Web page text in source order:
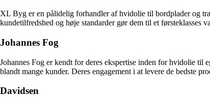
XL Byg er en pålidelig forhandler af hvidolie til bordplader og
kundetilfredshed og høje standarder gør dem til et førsteklasses
Johannes Fog
Johannes Fog er kendt for deres ekspertise inden for hvidolie til
blandt mange kunder. Deres engagement i at levere de bedste
Davidsen